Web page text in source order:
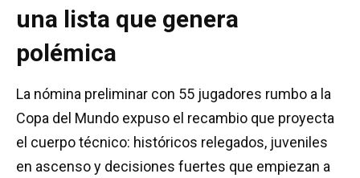
una lista que genera
polémica
La nómina preliminar con 55 jugadores rumbo a la
Copa del Mundo expuso el recambio que proyecta
el cuerpo técnico: históricos relegados, juveniles
en ascenso y decisiones fuertes que empiezan a